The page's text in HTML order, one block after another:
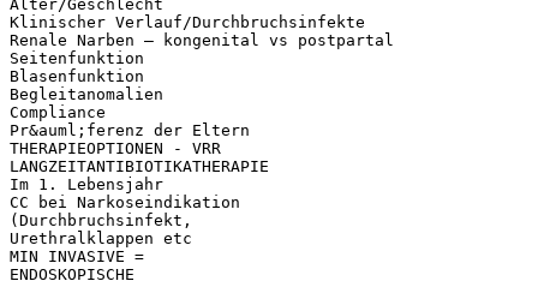
Alter/Geschlecht
Klinischer Verlauf/Durchbruchsinfekte
Renale Narben – kongenital vs postpartal
Seitenfunktion
Blasenfunktion
Begleitanomalien
Compliance
Pr&auml;ferenz der Eltern
THERAPIEOPTIONEN - VRR
LANGZEITANTIBIOTIKATHERAPIE
Im 1. Lebensjahr
CC bei Narkoseindikation
(Durchbruchsinfekt,
Urethralklappen etc
MIN INVASIVE =
ENDOSKOPISCHE